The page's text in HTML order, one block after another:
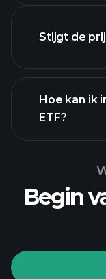
grafiek
Stijgt de
Hoe kan ik
ETF?
Begin